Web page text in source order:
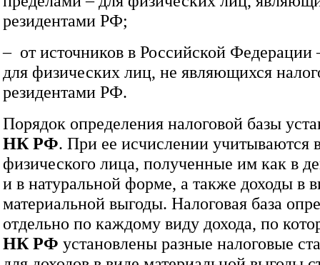
резидентами РФ;
– от источников в Российской Федерации
для физических лиц, не являющихся
резидентами РФ.
Порядок определения налоговой базы
НК РФ. При ее исчислении учитываются
физического лица, полученные им как в
и в натуральной форме, а также доходы в
материальной выгоды. Налоговая база
отдельно по каждому виду дохода, по
НК РФ установлены разные налоговые